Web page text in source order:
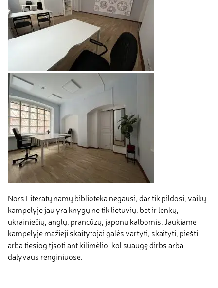
Nors Literatų namų biblioteka negausi, dar tik pildosi, vaikų
kampelyje jau yra knygų ne tik lietuvių, bet ir lenkų,
ukrainiečių, anglų, prancūzų, japonų kalbomis. Jaukiame
kampelyje mažieji skaitytojai galės vartyti, skaityti, piešti
arba tiesiog tįsoti ant kilimėlio, kol suaugę dirbs arba
dalyvaus renginiuose.